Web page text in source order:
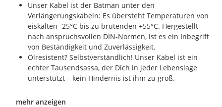
Unser Kabel ist der Batman unter den
Verlängerungskabeln: Es übersteht Temperaturen von
eiskalten -25°C bis zu brütenden +55°C. Hergestellt
nach anspruchsvollen DIN-Normen, ist es ein Inbegriff
von Beständigkeit und Zuverlässigkeit.
Ölresistent? Selbstverständlich! Unser Kabel ist ein
echter Tausendsassa, der Dich in jeder Lebenslage
unterstützt – kein Hindernis ist ihm zu groß.
mehr anzeigen